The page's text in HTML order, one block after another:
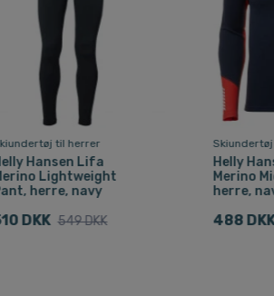
til herrer
Hansen Lifa
Lightweight
herre, navy
DKK 549 DKK
Helly
Merino
herre,
488